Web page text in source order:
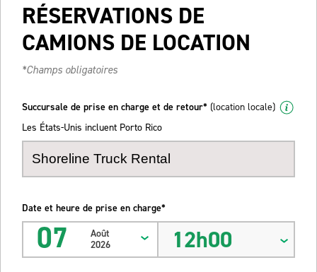
RÉSERVATIONS DE
CAMIONS DE LOCATION
*Champs obligatoires
Succursale de prise en charge et de retour* (location locale)
Les États-Unis incluent Porto Rico
Date et heure de prise en charge*
07
Août
2026
12h00